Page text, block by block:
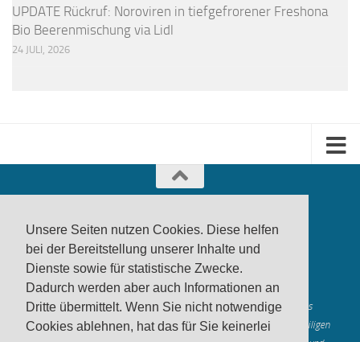
Unsere Seiten nutzen Cookies. Diese helfen
bei der Bereitstellung unserer Inhalte und
Dienste sowie für statistische Zwecke.
Dadurch werden aber auch Informationen an
Dritte übermittelt. Wenn Sie nicht notwendige
Cookies ablehnen, hat das für Sie keinerlei
UPDATE Rückruf: Noroviren in tiefgefrorener Freshona
Bio Beerenmischung via Lidl
24 JULI, 2026
produktwarnung.eu - 2007-2026
Made in Gerstetten |Medienzentrum Gerstetten
Alle genannten Marken, Warenzeichen und Logos innerhalb dieses
Medienangebotes sind durch die Marken- und Urheberechte der jeweiligen